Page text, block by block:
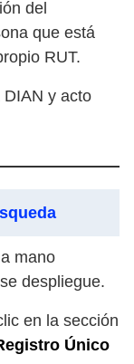
del
que está
RUT.
y acto
mano
despliegue.
en la sección
Único